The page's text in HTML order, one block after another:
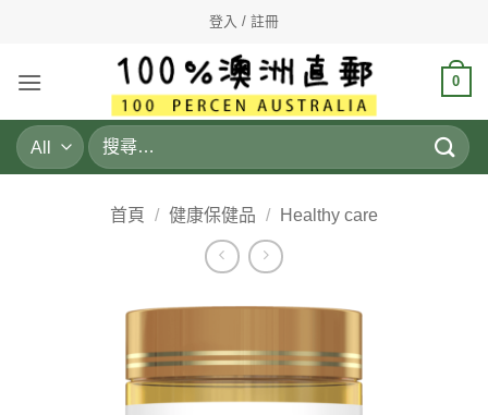
登入 / 註冊
0
搜
尋
首頁 / 健康保健品 / Healthy care